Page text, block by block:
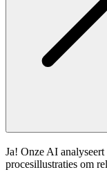
Ja! Onze AI
procesillustraties om